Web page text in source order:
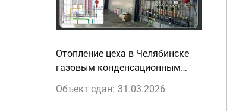
Отопление цеха в Челябинске
газовым конденсационным
Объект сдан: 31.03.2026